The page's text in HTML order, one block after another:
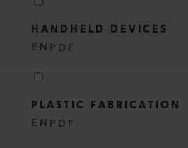
HANDHELD DEVICES
EN PDF
PLASTIC FABRICATION
EN PDF